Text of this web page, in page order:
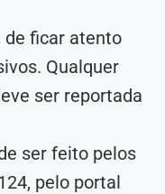
ficar atento
Qualquer
ser reportada
ser feito pelos
pelo portal